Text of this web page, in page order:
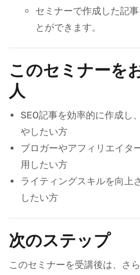
セミナーで作成した記
とができます。
このセミナーを
人
SEO記事を効率的に作成し
やしたい方
ブロガーやアフィリエイタ
用したい方
ライティングスキルを向上
したい方
次のステップ
このセミナーを受講後は、さ